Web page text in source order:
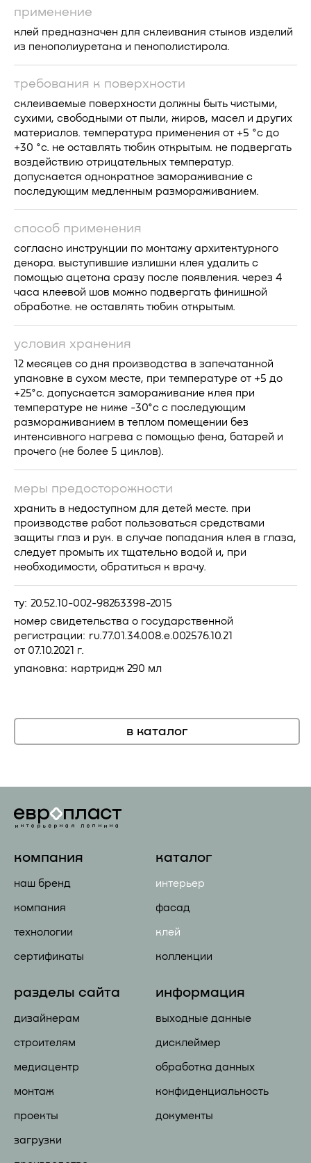
применение
клей предназначен для склеивания стыков изделий
из пенополиуретана и пенополистирола.
требования к поверхности
склеиваемые поверхности должны быть чистыми,
сухими, свободными от пыли, жиров, масел и других
материалов. температура применения от +5 °c до
+30 °с. не оставлять тюбик открытым. не подвергать
воздействию отрицательных температур.
допускается однократное замораживание с
последующим медленным размораживанием.
способ применения
согласно инструкции по монтажу архитектурного
декора. выступившие излишки клея удалить с
помощью ацетона сразу после появления. через 4
часа клеевой шов можно подвергать финишной
обработке. не оставлять тюбик открытым.
условия хранения
12 месяцев со дня производства в запечатанной
упаковке в сухом месте, при температуре от +5 до
+25°с. допускается замораживание клея при
температуре не ниже -30°с с последующим
размораживанием в теплом помещении без
интенсивного нагрева с помощью фена, батарей и
прочего (не более 5 циклов).
меры предосторожности
хранить в недоступном для детей месте. при
производстве работ пользоваться средствами
защиты глаз и рук. в случае попадания клея в глаза,
следует промыть их тщательно водой и, при
необходимости, обратиться к врачу.
ту: 20.52.10-002-98263398-2015
номер свидетельства о государственной
регистрации: ru.77.01.34.008.e.002576.10.21
от 07.10.2021 г.
упаковка: картридж 290 мл
в каталог
компания
наш бренд
компания
технологии
сертификаты
каталог
интерьер
фасад
клей
коллекции
разделы сайта
дизайнерам
строителям
медиацентр
монтаж
проекты
загрузки
информация
выходные данные
дисклеймер
обработка данных
конфиденциальность
документы